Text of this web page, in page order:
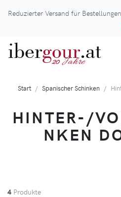
Reduzierter Versand für
ibergour
20 Jahre.at
Start Spanischer Schinken
HINTER-/
NKEN
4 Produkte